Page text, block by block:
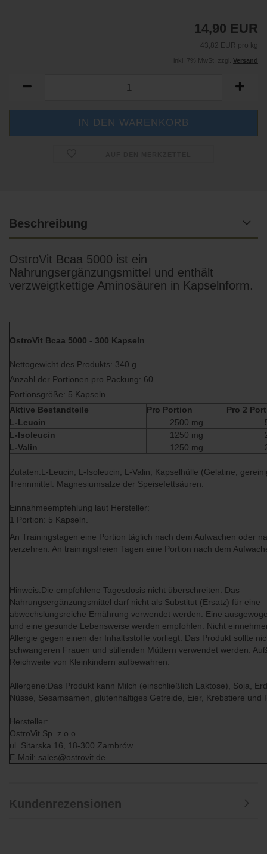
14,90 EUR
43,82 EUR pro kg
inkl. 7% MwSt. zzgl. Versand
Beschreibung
OstroVit Bcaa 5000 ist ein
Nahrungsergänzungsmittel und enthält
verzweigtkettige Aminosäuren in Kapselnform.
OstroVit Bcaa 5000 - 300 Kapseln
Nettogewicht des Produkts: 340 g
Anzahl der Portionen pro Packung: 60
Portionsgröße: 5 Kapseln
Aktive Bestandteile
Pro Portion
Pro 2
L-Leucin
2500 mg
L-Isoleucin
1250 mg
L-Valin
1250 mg
Zutaten:L-Leucin, L-Isoleucin, L-Valin, Kapselhülle (Gelatine,
Trennmittel: Magnesiumsalze der Speisefettsäuren.
Einnahmeempfehlung laut Hersteller:
1 Portion: 5 Kapseln.
An Trainingstagen eine Portion täglich nach dem Aufwachen oder
verzehren. An trainingsfreien Tagen eine Portion nach dem
Hinweis:Die empfohlene Tagesdosis nicht überschreiten. Das
Nahrungsergänzungsmittel darf nicht als Substitut (Ersatz) für eine
abwechslungsreiche Ernährung verwendet werden. Eine
und eine gesunde Lebensweise werden empfohlen. Nicht
Allergie gegen einen der Inhaltsstoffe vorliegt. Das Produkt sollte
schwangeren Frauen und stillenden Müttern verwendet werden.
Reichweite von Kleinkindern aufbewahren.
Allergene:Das Produkt kann Milch (einschließlich Laktose), Soja,
Nüsse, Sesamsamen, glutenhaltiges Getreide, Eier, Krebstiere und
Hersteller:
OstroVit Sp. z o.o.
ul. Sitarska 16, 18-300 Zambrów
E-Mail: sales@ostrovit.de
Kundenrezensionen